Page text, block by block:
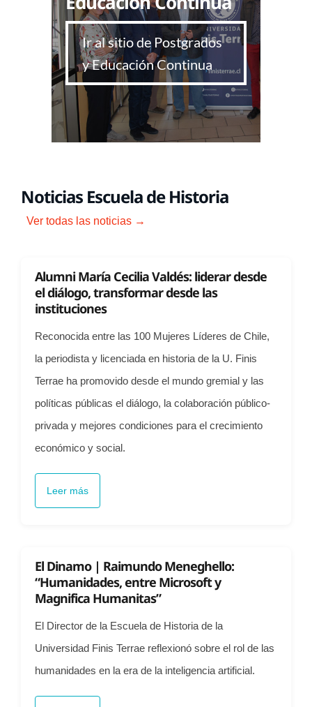
Ir al sitio de Postgrados
y Educación Continua
Noticias Escuela de Historia
Ver todas las noticias →
Alumni María Cecilia Valdés: liderar desde
el diálogo, transformar desde las
instituciones
Reconocida entre las 100 Mujeres Líderes de Chile,
la periodista y licenciada en historia de la U. Finis
Terrae ha promovido desde el mundo gremial y las
políticas públicas el diálogo, la colaboración público-
privada y mejores condiciones para el crecimiento
económico y social.
Leer más
El Dinamo | Raimundo Meneghello:
“Humanidades, entre Microsoft y
Magnifica Humanitas”
El Director de la Escuela de Historia de la
Universidad Finis Terrae reflexionó sobre el rol de las
humanidades en la era de la inteligencia artificial.